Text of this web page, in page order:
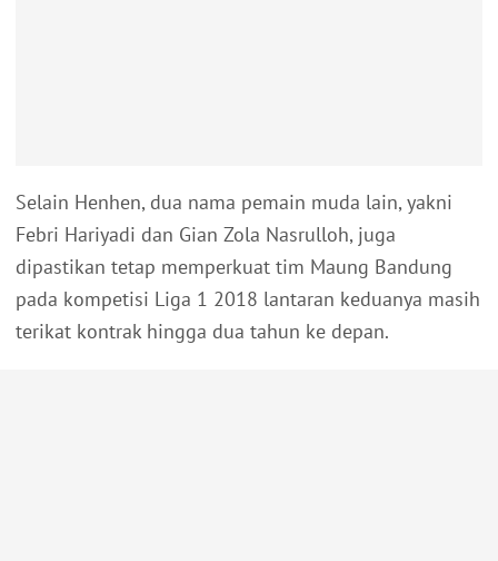
Selain Henhen, dua nama pemain muda lain, yakni
Febri Hariyadi dan Gian Zola Nasrulloh, juga
dipastikan tetap memperkuat tim Maung Bandung
pada kompetisi Liga 1 2018 lantaran keduanya masih
terikat kontrak hingga dua tahun ke depan.